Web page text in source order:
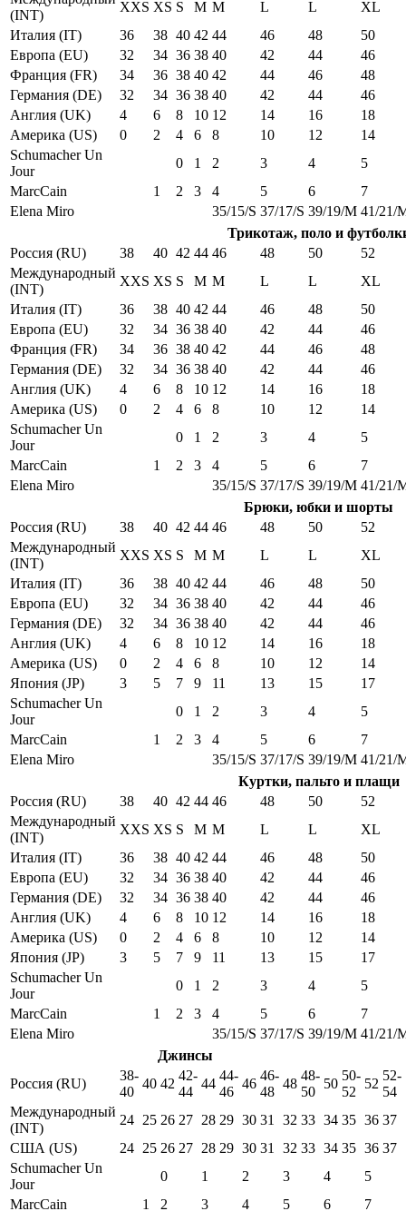
(INT)
XXS XS S M M L L
XL
Италия (IT)
36 38 40 42 44 46 48
50
Европа (EU)
32 34 36 38 40 42 44
46
Франция (FR)
34 36 38 40 42 44 46
48
Германия (DE)
32 34 36 38 40 42 44
46
Англия (UK)
4 6 8 10 12 14 16
18
Америка (US)
0 2 4 6 8 10 12
14
Schumacher Un
Jour
0 1 2 3 4
5
MarcCain
1 2 3 4 5 6
7
Elena Miro
35/15/S 37/17/S 39/19/M 41/21/
Трикотаж, поло и
Россия (RU)
38 40 42 44 46 48 50
52
Международный
(INT)
XXS XS S M M L L
XL
Италия (IT)
36 38 40 42 44 46 48
50
Европа (EU)
32 34 36 38 40 42 44
46
Франция (FR)
34 36 38 40 42 44 46
48
Германия (DE)
32 34 36 38 40 42 44
46
Англия (UK)
4 6 8 10 12 14 16
18
Америка (US)
0 2 4 6 8 10 12
14
Schumacher Un
Jour
0 1 2 3 4
5
MarcCain
1 2 3 4 5 6
7
Elena Miro
35/15/S 37/17/S 39/19/M 41/21/
Брюки, юбки и шорты
Россия (RU)
38 40 42 44 46 48 50
52
Международный
(INT)
XXS XS S M M L L
XL
Италия (IT)
36 38 40 42 44 46 48
50
Европа (EU)
32 34 36 38 40 42 44
46
Германия (DE)
32 34 36 38 40 42 44
46
Англия (UK)
4 6 8 10 12 14 16
18
Америка (US)
0 2 4 6 8 10 12
14
Япония (JP)
3 5 7 9 11 13 15
17
Schumacher Un
Jour
0 1 2 3 4
5
MarcCain
1 2 3 4 5 6
7
Elena Miro
35/15/S 37/17/S 39/19/M 41/21/
Куртки, пальто и плащи
Россия (RU)
38 40 42 44 46 48 50
52
Международный
(INT)
XXS XS S M M L L
XL
Италия (IT)
36 38 40 42 44 46 48
50
Европа (EU)
32 34 36 38 40 42 44
46
Германия (DE)
32 34 36 38 40 42 44
46
Англия (UK)
4 6 8 10 12 14 16
18
Америка (US)
0 2 4 6 8 10 12
14
Япония (JP)
3 5 7 9 11 13 15
17
Schumacher Un
Jour
0 1 2 3 4
5
MarcCain
1 2 3 4 5 6
7
Elena Miro
35/15/S 37/17/S 39/19/M 41/21/
Джинсы
Россия (RU)
38-
40
40 42
42-
44
44
44-
46
46
46-
48
48
48-
50
50
50-
52
52
52-
54
Международный
(INT)
24 25 26 27 28 29 30 31 32 33 34 35 36 37
США (US)
24 25 26 27 28 29 30 31 32 33 34 35 36 37
Schumacher Un
Jour
0 1 2 3 4
5
MarcCain
1 2 3 4 5 6 7